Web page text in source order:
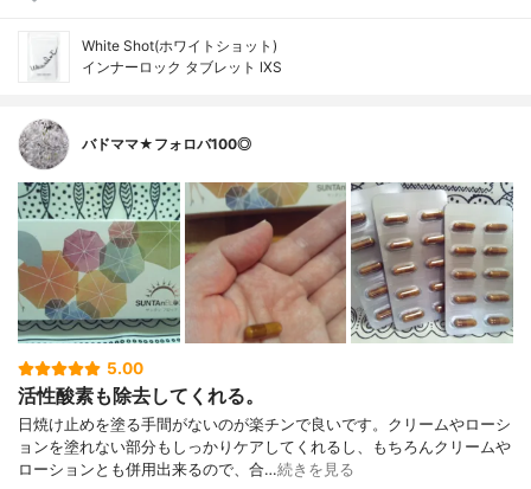
White Shot(ホワイトショット)
インナーロック タブレット lXS
バドママ★フォロバ100◎
5.00
活性酸素も除去してくれる。
日焼け止めを塗る手間がないのが楽チンで良いです。クリームやローシ
ョンを塗れない部分もしっかりケアしてくれるし、もちろんクリームや
ローションとも併用出来るので、合…続きを見る